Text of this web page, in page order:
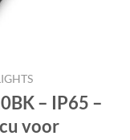
– IP65 –
voor